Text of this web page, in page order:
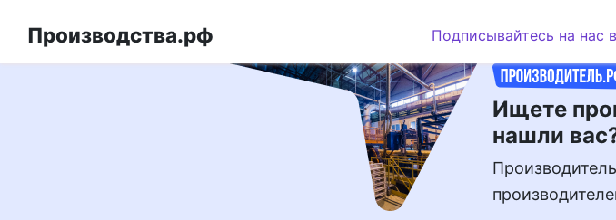
Ищете
нашли
Производства.рф Подписывайтесь на нас